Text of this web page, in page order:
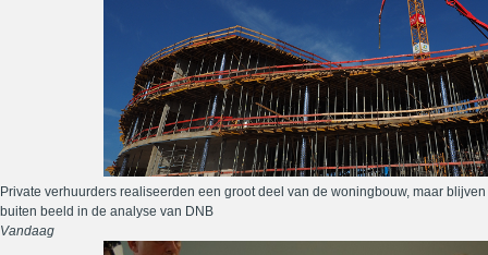
Private verhuurders realiseerden een groot deel van de woningbouw, maar blijven
buiten beeld in de analyse van DNB
Vandaag